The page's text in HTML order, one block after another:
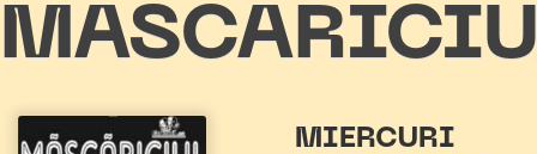
MIERCURI